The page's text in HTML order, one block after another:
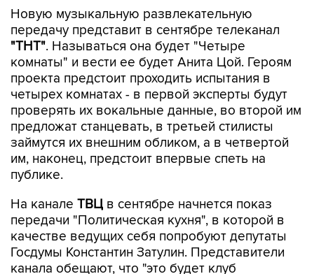
Новую музыкальную развлекательную
передачу представит в сентябре телеканал
"ТНТ". Называться она будет "Четыре
комнаты" и вести ее будет Анита Цой. Героям
проекта предстоит проходить испытания в
четырех комнатах - в первой эксперты будут
проверять их вокальные данные, во второй им
предложат станцевать, в третьей стилисты
займутся их внешним обликом, а в четвертой
им, наконец, предстоит впервые спеть на
публике.
На канале ТВЦ в сентябре начнется показ
передачи "Политическая кухня", в которой в
качестве ведущих себя попробуют депутаты
Госдумы Константин Затулин. Представители
канала обещают, что "это будет клуб